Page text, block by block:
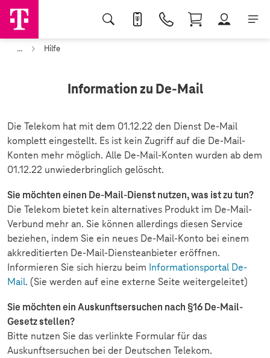
... Hilfe
Information zu De-Mail
Die Telekom hat mit dem 01.12.22 den Dienst De-Mail
komplett eingestellt. Es ist kein Zugriff auf die De-Mail-
Konten mehr möglich. Alle De-Mail-Konten wurden ab dem
01.12.22 unwiederbringlich gelöscht.
Sie möchten einen De-Mail-Dienst nutzen, was ist zu tun?
Die Telekom bietet kein alternatives Produkt im De-Mail-
Verbund mehr an. Sie können allerdings diesen Service
beziehen, indem Sie ein neues De-Mail-Konto bei einem
akkreditierten De-Mail-Diensteanbieter eröffnen.
Informieren Sie sich hierzu beim Informationsportal De-
Mail. (Sie werden auf eine externe Seite weitergeleitet)
Sie möchten ein Auskunftsersuchen nach §16 De-Mail-
Gesetz stellen?
Bitte nutzen Sie das verlinkte Formular für das
Auskunftsersuchen bei der Deutschen Telekom.